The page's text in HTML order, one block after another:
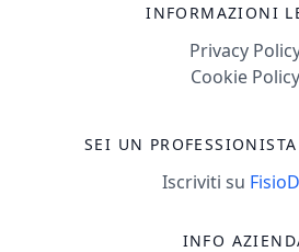
INFORMAZIONI
Privacy
Cookie Policy
SEI UN
Iscriviti su
INFO